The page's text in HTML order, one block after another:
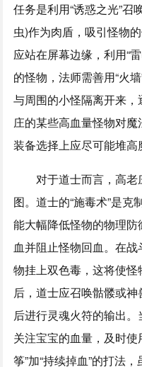
任务是利用“诱惑之光”
虫)作为肉盾，吸引怪物
应站在屏幕边缘，利用“
的怪物，法师需善用“火
与周围的小怪隔离开来
庄的某些高血量怪物对
装备选择上应尽可能堆高
对于道士而言，高老庄
图。道士的“施毒术”是
能大幅降低怪物的物理
血并阻止怪物回血。在
物挂上双色毒，这将使
后，道士应召唤骷髅或
后进行灵魂火符的输出
关注宝宝的血量，及时使
筝”加“持续掉血”的打法